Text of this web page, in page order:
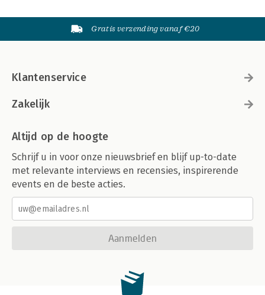
Gratis verzending vanaf €20
Klantenservice
Zakelijk
Altijd op de hoogte
Schrijf u in voor onze nieuwsbrief en blijf up-to-date
met relevante interviews en recensies, inspirerende
events en de beste acties.
Aanmelden